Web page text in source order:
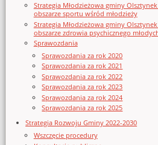
Strategia Młodzieżowa gminy
obszarze sportu wśród młodzieży
Strategia Młodzieżowa gminy
obszarze zdrowia psychicznego
Sprawozdania
Sprawozdania za rok 2020
Sprawozdania za rok 2021
Sprawozdania za rok 2022
Sprawozdania za rok 2023
Sprawozdania za rok 2024
Sprawozdania za rok 2025
Strategia Rozwoju Gminy 2022-2030
Wszczęcie procedury